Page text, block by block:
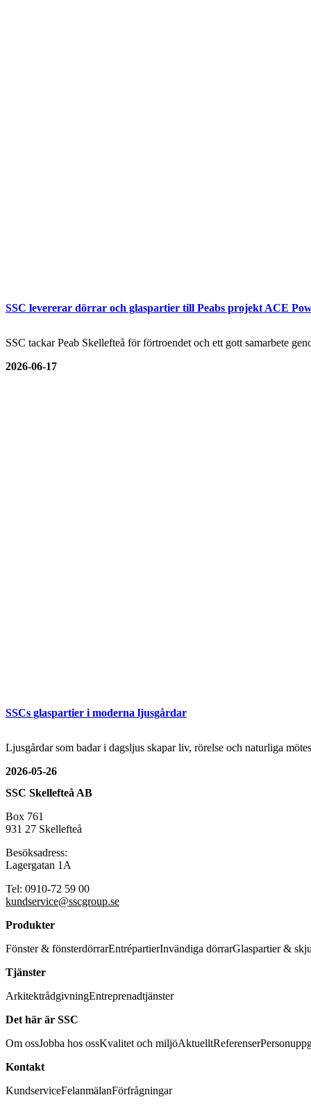
SSC levererar dörrar och glaspartier till Peabs projekt ACE
SSC tackar Peab Skellefteå för förtroendet och ett gott samarbete
2026-06-17
SSCs glaspartier i moderna ljusgårdar
Ljusgårdar som badar i dagsljus skapar liv, rörelse och naturliga
2026-05-26
SSC Skellefteå AB
Box 761
931 27 Skellefteå
Besöksadress:
Lagergatan 1A
Tel: 0910-72 59 00
kundservice@sscgroup.se
Produkter
Fönster & fönsterdörrarEntrépartierInvändiga dörrarGlaspartier &
Tjänster
ArkitektrådgivningEntreprenadtjänster
Det här är SSC
Om ossJobba hos ossKvalitet och miljöAktuelltReferenser
Kontakt
KundserviceFelanmälanFörfrågningar